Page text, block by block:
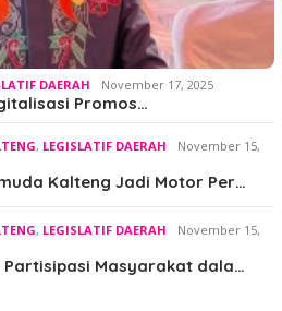
DAERAH November 17, 2025
Promos…
, LEGISLATIF DAERAH
November 15,
Kalteng Jadi Motor Per…
, LEGISLATIF DAERAH
November 15,
Partisipasi Masyarakat dala…